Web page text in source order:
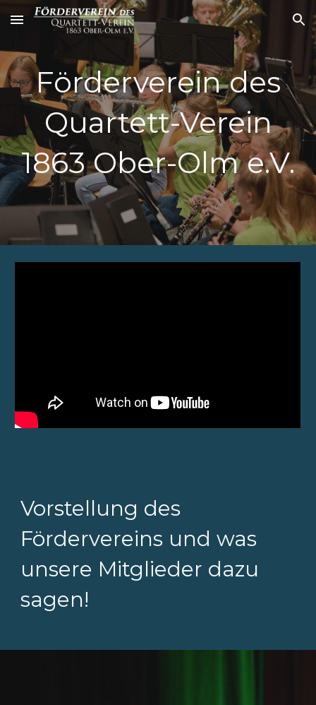
Skip to main content Skip to navigation
Förderverein des
Quartett-Verein
1863 Ober-Olm e.V.
Vorstellung des
Fördervereins und was
unsere Mitglieder dazu
sagen!